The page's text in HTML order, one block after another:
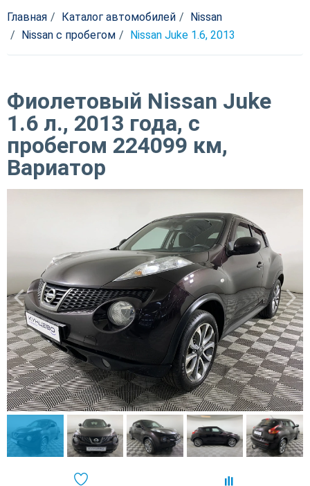
Главная Каталог автомобилей
Nissan
Nissan с пробегом
Nissan Juke 1.6, 2013
Фиолетовый Nissan Juke
1.6 л., 2013 года, с
пробегом 224099 км,
Вариатор